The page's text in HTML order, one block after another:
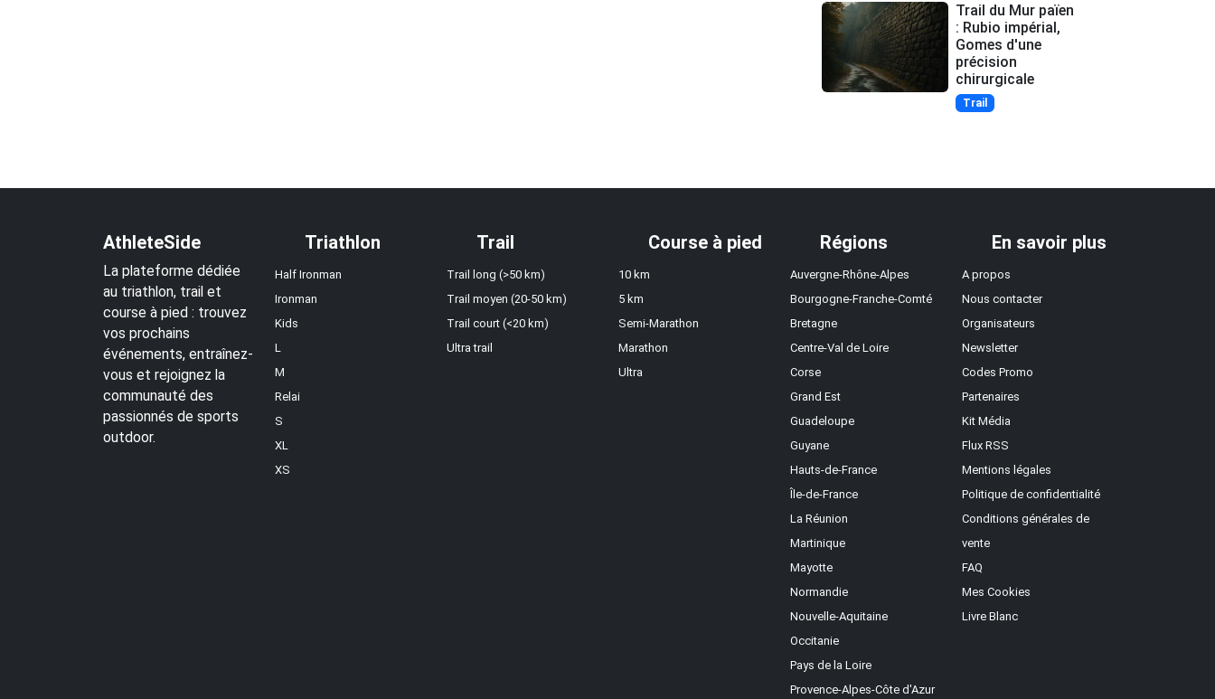
Trail du Mur païen
: Rubio impérial,
Gomes d'une
précision
chirurgicale
Trail
AthleteSide
La plateforme dédiée
au triathlon, trail et
course à pied : trouvez
vos prochains
événements, entraînez-
vous et rejoignez la
communauté des
passionnés de sports
outdoor.
Triathlon
Half Ironman
Ironman
Kids
L
M
Relai
S
XL
XS
Trail
Trail long (>50 km)
Trail moyen (20-50 km)
Trail court (<20 km)
Ultra trail
Course à pied
10 km
5 km
Semi-Marathon
Marathon
Ultra
Régions
Auvergne-Rhône-Alpes
Bourgogne-Franche-Comté
Bretagne
Centre-Val de Loire
Corse
Grand Est
Guadeloupe
Guyane
Hauts-de-France
Île-de-France
La Réunion
Martinique
Mayotte
Normandie
Nouvelle-Aquitaine
Occitanie
Pays de la Loire
Provence-Alpes-Côte d'Azur
En savoir plus
A propos
Nous contacter
Organisateurs
Newsletter
Codes Promo
Partenaires
Kit Média
Flux RSS
Mentions légales
Politique de confidentialité
Conditions générales de
vente
FAQ
Mes Cookies
Livre Blanc